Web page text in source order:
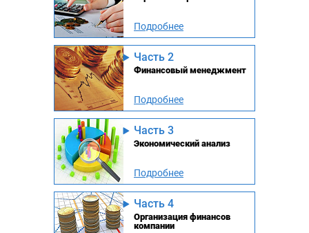
Подробнее
Часть 2
Финансовый менеджмент
Подробнее
Часть 3
Экономический анализ
Подробнее
Часть 4
Организация финансов
компании